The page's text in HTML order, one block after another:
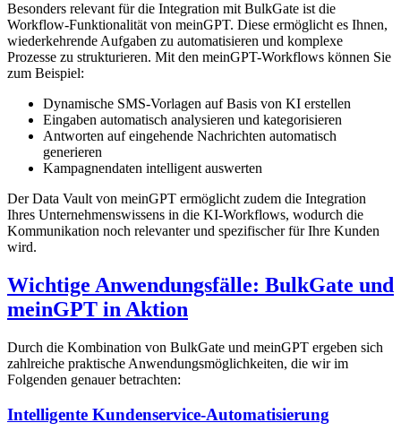
Besonders relevant für die Integration mit BulkGate ist die
Workflow-Funktionalität von meinGPT. Diese ermöglicht es Ihnen,
wiederkehrende Aufgaben zu automatisieren und komplexe
Prozesse zu strukturieren. Mit den meinGPT-Workflows können Sie
zum Beispiel:
Dynamische SMS-Vorlagen auf Basis von KI erstellen
Eingaben automatisch analysieren und kategorisieren
Antworten auf eingehende Nachrichten automatisch
generieren
Kampagnendaten intelligent auswerten
Der Data Vault von meinGPT ermöglicht zudem die Integration
Ihres Unternehmenswissens in die KI-Workflows, wodurch die
Kommunikation noch relevanter und spezifischer für Ihre Kunden
wird.
Wichtige Anwendungsfälle: BulkGate und
meinGPT in Aktion
Durch die Kombination von BulkGate und meinGPT ergeben sich
zahlreiche praktische Anwendungsmöglichkeiten, die wir im
Folgenden genauer betrachten:
Intelligente Kundenservice-Automatisierung